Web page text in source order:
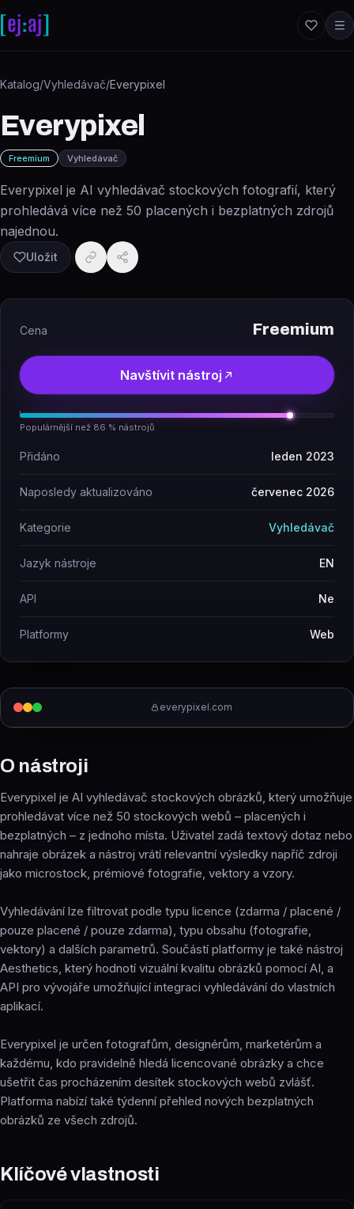
Katalog/Vyhledávač/Everypixel
Everypixel
Freemium Vyhledávač
Everypixel je AI vyhledávač stockových fotografií, který
prohledává více než 50 placených i bezplatných zdrojů
najednou.
Uložit
everypixel.com
O nástroji
Everypixel je AI vyhledávač stockových obrázků, který umožňuje
prohledávat více než 50 stockových webů – placených i
bezplatných – z jednoho místa. Uživatel zadá textový dotaz nebo
nahraje obrázek a nástroj vrátí relevantní výsledky napříč zdroji
jako microstock, prémiové fotografie, vektory a vzory.
Vyhledávání lze filtrovat podle typu licence (zdarma / placené /
pouze placené / pouze zdarma), typu obsahu (fotografie,
vektory) a dalších parametrů. Součástí platformy je také nástroj
Aesthetics, který hodnotí vizuální kvalitu obrázků pomocí AI, a
API pro vývojáře umožňující integraci vyhledávání do vlastních
aplikací.
Everypixel je určen fotografům, designérům, marketérům a
každému, kdo pravidelně hledá licencované obrázky a chce
ušetřit čas procházením desítek stockových webů zvlášť.
Platforma nabízí také týdenní přehled nových bezplatných
obrázků ze všech zdrojů.
Klíčové vlastnosti
Cena Freemium
Navštívit nástroj
Populárnější než 86 % nástrojů
Přidáno leden 2023
Naposledy aktualizováno červenec 2026
Kategorie Vyhledávač
Jazyk nástroje EN
API Ne
Platformy Web